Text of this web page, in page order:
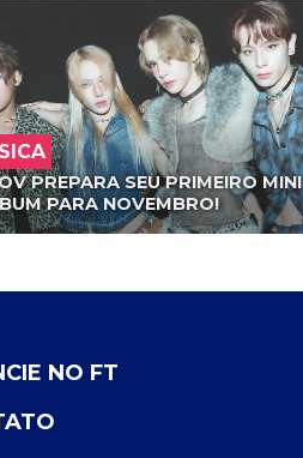
PREPARA SEU PRIMEIRO MINI
PARA NOVEMBRO!
NO FT